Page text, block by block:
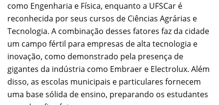
como Engenharia e Física, enquanto a UFSCar é
reconhecida por seus cursos de Ciências Agrárias e
Tecnologia. A combinação desses fatores faz da cidade
um campo fértil para empresas de alta tecnologia e
inovação, como demonstrado pela presença de
gigantes da indústria como Embraer e Electrolux. Além
disso, as escolas municipais e particulares fornecem
uma base sólida de ensino, preparando os estudantes